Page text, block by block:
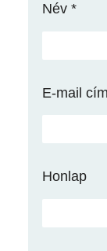
Név *
E-mail cím
Honlap